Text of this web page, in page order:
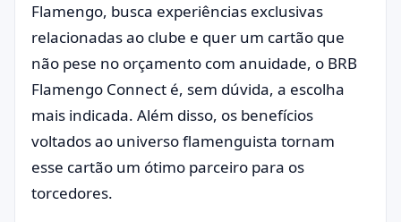
Flamengo, busca experiências exclusivas
relacionadas ao clube e quer um cartão que
não pese no orçamento com anuidade, o BRB
Flamengo Connect é, sem dúvida, a escolha
mais indicada. Além disso, os benefícios
voltados ao universo flamenguista tornam
esse cartão um ótimo parceiro para os
torcedores.